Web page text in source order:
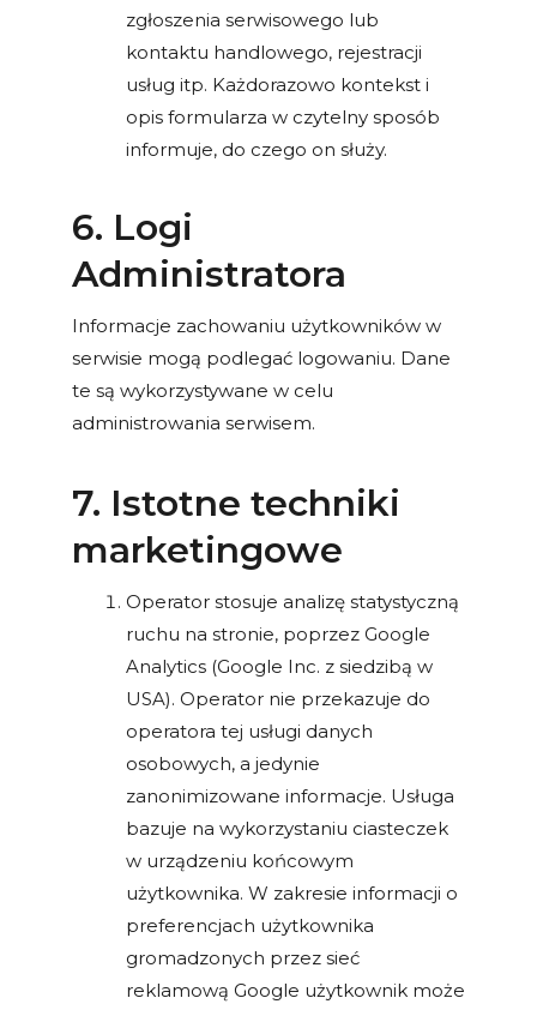
zgłoszenia serwisowego lub
kontaktu handlowego, rejestracji
usług itp. Każdorazowo kontekst i
opis formularza w czytelny sposób
informuje, do czego on służy.
6. Logi
Administratora
Informacje zachowaniu użytkowników w
serwisie mogą podlegać logowaniu. Dane
te są wykorzystywane w celu
administrowania serwisem.
7. Istotne techniki
marketingowe
Operator stosuje analizę statystyczną
ruchu na stronie, poprzez Google
Analytics (Google Inc. z siedzibą w
USA). Operator nie przekazuje do
operatora tej usługi danych
osobowych, a jedynie
zanonimizowane informacje. Usługa
bazuje na wykorzystaniu ciasteczek
w urządzeniu końcowym
użytkownika. W zakresie informacji o
preferencjach użytkownika
gromadzonych przez sieć
reklamową Google użytkownik może